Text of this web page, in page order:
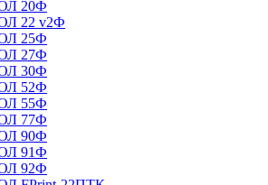
20Ф
22 v2Ф
25Ф
27Ф
30Ф
52Ф
55Ф
77Ф
90Ф
91Ф
92Ф